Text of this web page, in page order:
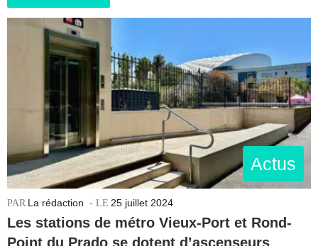
Actus
La rédaction 25 juillet 2024
Les stations de métro Vieux-Port et Rond-
Point du Prado se dotent d’ascenseurs